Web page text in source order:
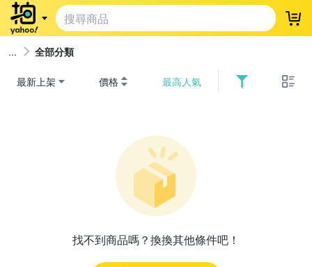
登
全部分類
最新上架 價格 最高人氣
找不到商品嗎？換換其他條件吧！